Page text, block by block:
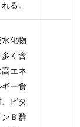
れる。
水化物
多く含
高エネ
ギー食
、ビタ
ンＢ群